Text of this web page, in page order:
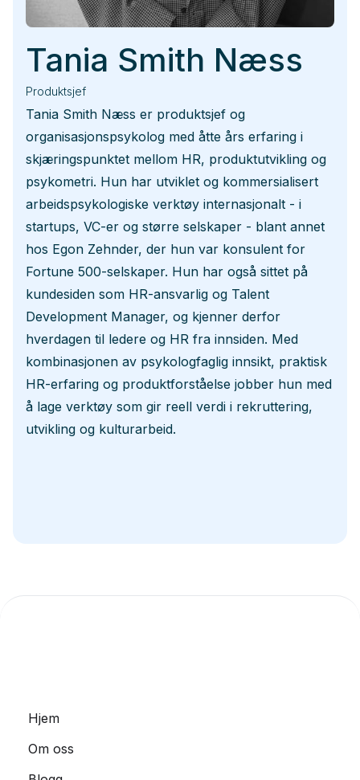
Tania Smith Næss
Produktsjef
Tania Smith Næss er produktsjef og
organisasjonspsykolog med åtte års erfaring i
skjæringspunktet mellom HR, produktutvikling og
psykometri. Hun har utviklet og kommersialisert
arbeidspsykologiske verktøy internasjonalt - i
startups, VC-er og større selskaper - blant annet
hos Egon Zehnder, der hun var konsulent for
Fortune 500-selskaper. Hun har også sittet på
kundesiden som HR-ansvarlig og Talent
Development Manager, og kjenner derfor
hverdagen til ledere og HR fra innsiden. Med
kombinasjonen av psykologfaglig innsikt, praktisk
HR-erfaring og produktforståelse jobber hun med
å lage verktøy som gir reell verdi i rekruttering,
utvikling og kulturarbeid.
Hjem
Om oss